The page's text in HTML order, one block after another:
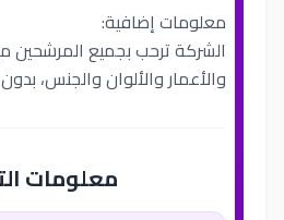
معلومات إضافية:
الشركة ترحب بجميع المرشحين
والأعمار والألوان والجنس، بدون
معلومات